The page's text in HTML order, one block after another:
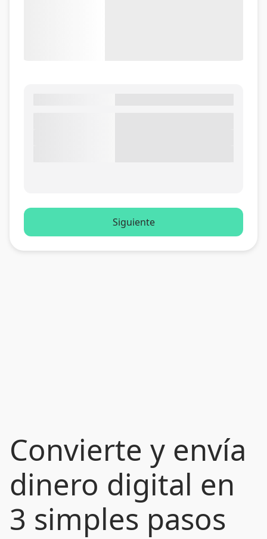
Convierte y envía
dinero digital en
3 simples pasos
Siguiente